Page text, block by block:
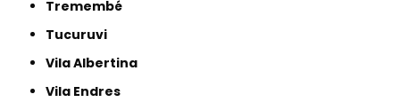
Tremembé
Tucuruvi
Vila Albertina
Vila Endres